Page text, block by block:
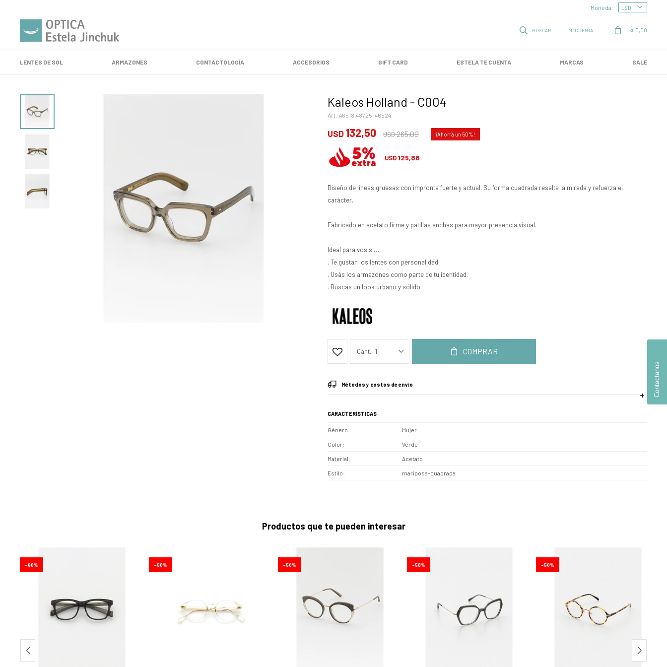
LENTES DE SOL ARMAZONES CONTACTOLOGÍA ACCESORIOS GIFT CARD ESTELA TE CUENTA MARCAS SALE
USD 0,00
Moneda:
Kaleos Holland - C004
46518.48725-46524
USD 132,50 USD265,00 50
USD125,88
Diseño de líneas gruesas con impronta fuerte y actual. Su forma cuadrada resalta la mirada y refuerza el
carácter.
Fabricado en acetato firme y patillas anchas para mayor presencia visual.
Ideal para vos si…
. Te gustan los lentes con personalidad.
. Usás los armazones como parte de tu identidad.
. Buscás un look urbano y sólido.
1 COMPRAR
Métodos y costos de envío
CARACTERÍSTICAS
Género Mujer
Color Verde
Material Acetato
Estilo mariposa-cuadrada
Productos que te pueden interesar
60 50 50 50 50
Contactanos